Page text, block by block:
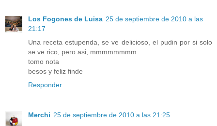
Los Fogones de Luisa 25 de septiembre de 2010 a las
21:17
Una receta estupenda, se ve delicioso, el pudin por si solo
se ve rico, pero asi, mmmmmmmm
tomo nota
besos y feliz finde
Responder
Merchi 25 de septiembre de 2010 a las 21:25